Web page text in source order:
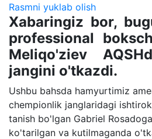
Rasmni yuklab olish
Xabaringiz bor,
professional
Meliqo'ziev
jangini o'tkazdi.
Ushbu bahsda hamyurtimiz
chempionlik janglaridagi
tanish bo'lgan Gabriel
ko'tarilgan va kutilmaganda